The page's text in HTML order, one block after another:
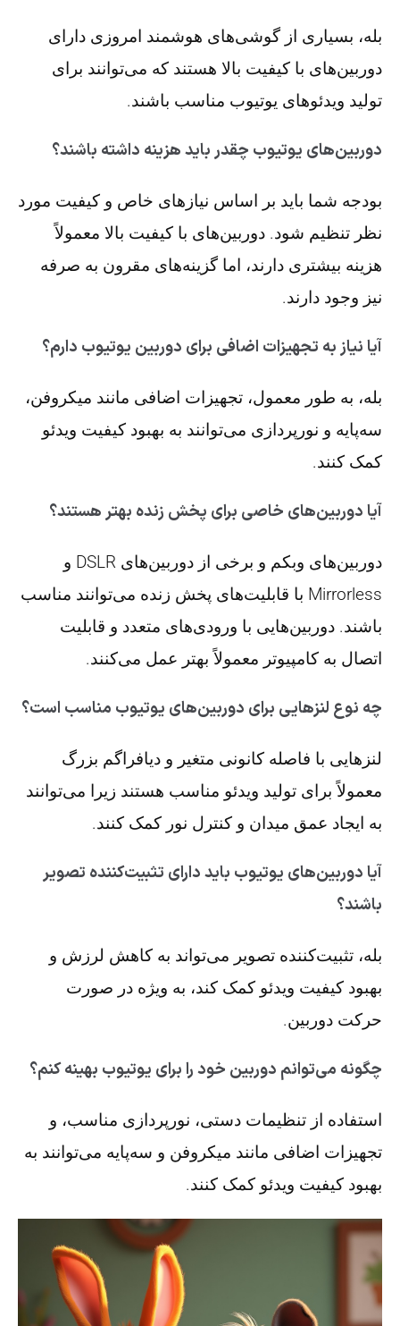
بله، بسیاری از گوشی‌های هوشمند امروزی دارای
دوربین‌های با کیفیت بالا هستند که می‌توانند برای
تولید ویدئوهای یوتیوب مناسب باشند.
دوربین‌های یوتیوب چقدر باید هزینه داشته باشند؟
بودجه شما باید بر اساس نیازهای خاص و کیفیت مورد
نظر تنظیم شود. دوربین‌های با کیفیت بالا معمولاً
هزینه بیشتری دارند، اما گزینه‌های مقرون به صرفه
نیز وجود دارند.
آیا نیاز به تجهیزات اضافی برای دوربین یوتیوب دارم؟
بله، به طور معمول، تجهیزات اضافی مانند میکروفن،
سه‌پایه و نورپردازی می‌توانند به بهبود کیفیت ویدئو
کمک کنند.
آیا دوربین‌های خاصی برای پخش زنده بهتر هستند؟
دوربین‌های وبکم و برخی از دوربین‌های DSLR و
Mirrorless با قابلیت‌های پخش زنده می‌توانند مناسب
باشند. دوربین‌هایی با ورودی‌های متعدد و قابلیت
اتصال به کامپیوتر معمولاً بهتر عمل می‌کنند.
چه نوع لنزهایی برای دوربین‌های یوتیوب مناسب است؟
لنزهایی با فاصله کانونی متغیر و دیافراگم بزرگ
معمولاً برای تولید ویدئو مناسب هستند زیرا می‌توانند
به ایجاد عمق میدان و کنترل نور کمک کنند.
آیا دوربین‌های یوتیوب باید دارای تثبیت‌کننده تصویر
باشند؟
بله، تثبیت‌کننده تصویر می‌تواند به کاهش لرزش و
بهبود کیفیت ویدئو کمک کند، به ویژه در صورت
حرکت دوربین.
چگونه می‌توانم دوربین خود را برای یوتیوب بهینه کنم؟
استفاده از تنظیمات دستی، نورپردازی مناسب، و
تجهیزات اضافی مانند میکروفن و سه‌پایه می‌توانند به
بهبود کیفیت ویدئو کمک کنند.